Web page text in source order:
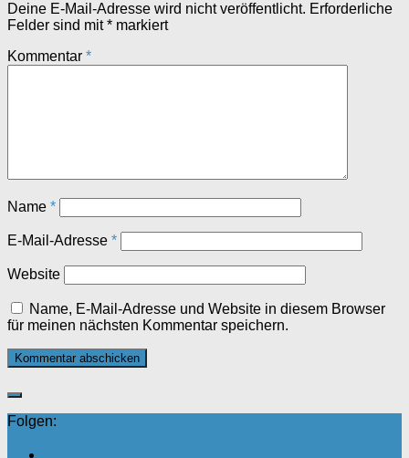
Deine E-Mail-Adresse wird nicht veröffentlicht. Erforderliche
Felder sind mit* markiert
Kommentar *
Name *
E-Mail-Adresse *
Website
Name, E-Mail-Adresse und Website in diesem Browser
für meinen nächsten Kommentar speichern.
Folgen: